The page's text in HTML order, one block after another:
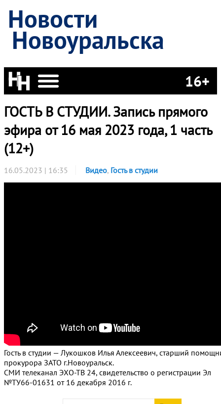
Новости
Новоуральска
16+
ГОСТЬ В СТУДИИ. Запись прямого
эфира от 16 мая 2023 года, 1 часть
(12+)
16.05.2023 | 16:35 Видео, Гость в студии
Гость в студии — Лукошков Илья Алексеевич, старший
прокурора ЗАТО г.Новоуральск.
СМИ телеканал ЭХО-ТВ 24, свидетельство о регистрации Эл
№ТУ66-01631 от 16 декабря 2016 г.